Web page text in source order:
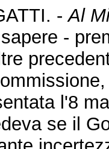
-Al
-
l'8
se il